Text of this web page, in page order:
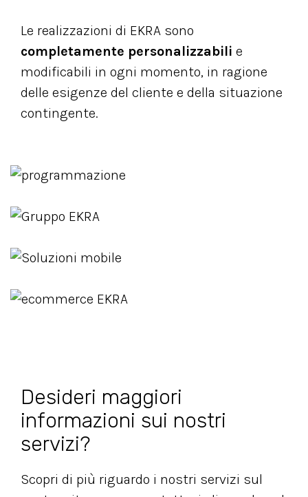
Le realizzazioni di EKRA sono
completamente personalizzabili e
modificabili in ogni momento, in ragione
delle esigenze del cliente e della situazione
contingente.
Desideri maggiori
informazioni sui nostri
servizi?
Scopri di più riguardo i nostri servizi sul